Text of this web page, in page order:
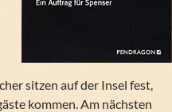
sitzen auf der Insel fest,
kommen. Am nächsten